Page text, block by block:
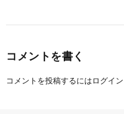
コメントを書く
コメントを投稿するには ログイン